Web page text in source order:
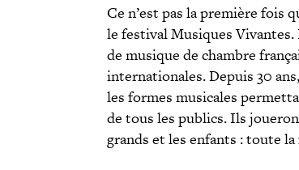
Ce n’est pas la première fois
le festival Musiques Vivantes.
de musique de chambre
internationales. Depuis 30
les formes musicales
de tous les publics. Ils
grands et les enfants : toute